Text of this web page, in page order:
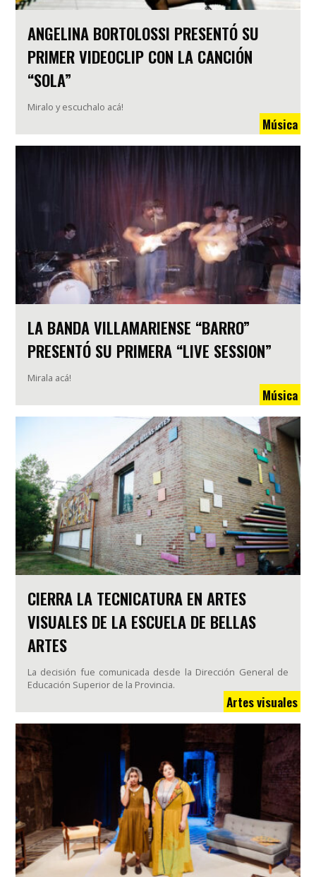
ANGELINA BORTOLOSSI PRESENTÓ SU
PRIMER VIDEOCLIP CON LA CANCIÓN
“SOLA”
Miralo y escuchalo acá!
Música
LA BANDA VILLAMARIENSE “BARRO”
PRESENTÓ SU PRIMERA “LIVE SESSION”
Mirala acá!
Música
CIERRA LA TECNICATURA EN ARTES
VISUALES DE LA ESCUELA DE BELLAS
ARTES
La decisión fue comunicada desde la Dirección General de
Educación Superior de la Provincia.
Artes visuales